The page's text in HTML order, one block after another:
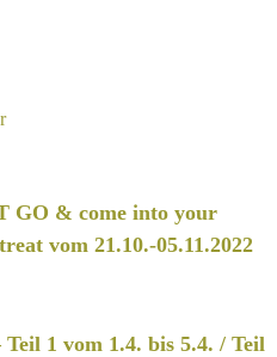
GO & come into your
vom 21.10.-05.11.2022
1 vom 1.4. bis 5.4. / Teil